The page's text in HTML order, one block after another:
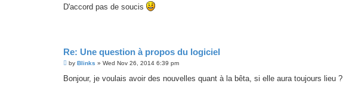
s
t
D'accord pas de soucis
Re: Une question à propos du logiciel
P
s
by Blinks » Wed Nov 26, 2014 6:39 pm
Bonjour, je voulais avoir des nouvelles quant à la bêta, si elle aura toujours lieu ?